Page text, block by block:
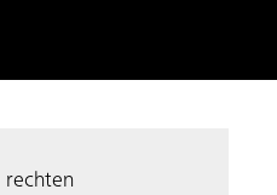
rechten